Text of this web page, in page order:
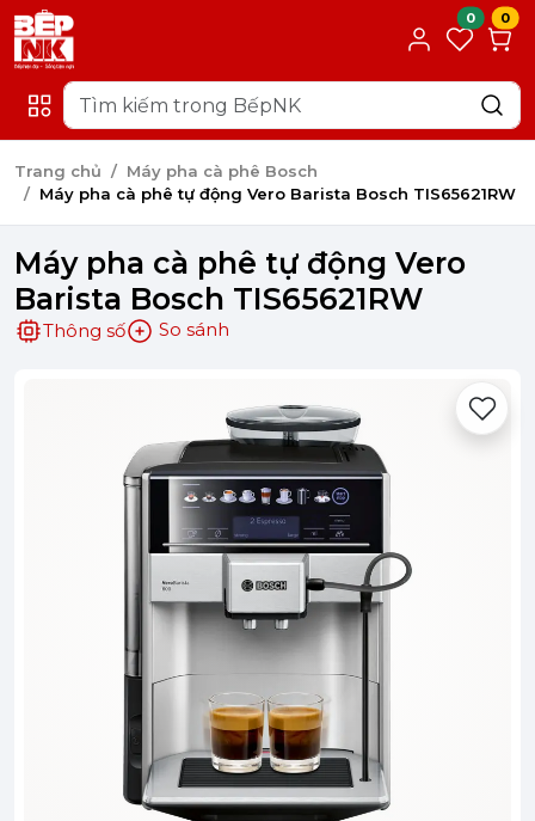
0 0
Trang chủ
Máy pha cà phê Bosch
Máy pha cà phê tự động Vero Barista Bosch TIS65621RW
Máy pha cà phê tự động Vero
Barista Bosch TIS65621RW
Thông số So sánh